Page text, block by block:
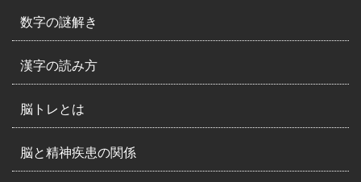
数字の謎解き
漢字の読み方
脳トレとは
脳と精神疾患の関係